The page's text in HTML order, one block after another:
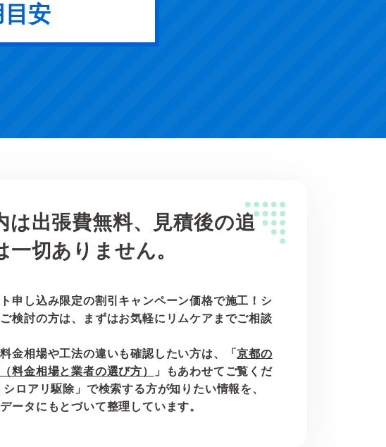
安
は出張費無料、見積後の追
一切ありません。
申し込み限定の割引キャンペーン価格で施工！シ
検討の方は、まずはお気軽にリムケアまでご相談
金相場や工法の違いも確認したい方は、「京都の
料金相場と業者の選び方）
」もあわせてご覧くだ
シロアリ駆除」で検索する方が知りたい情報を、
ータにもとづいて整理しています。